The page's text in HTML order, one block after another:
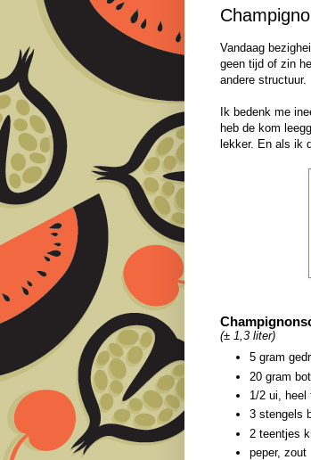
Vandaag
geen tijd of zin
andere structuur.
Ik bedenk me
heb de kom
lekker. En als ik
(± 1,3 liter)
5 gram
20 gram
1/2 ui, heel
3 stengels
2 teentjes
peper, zout